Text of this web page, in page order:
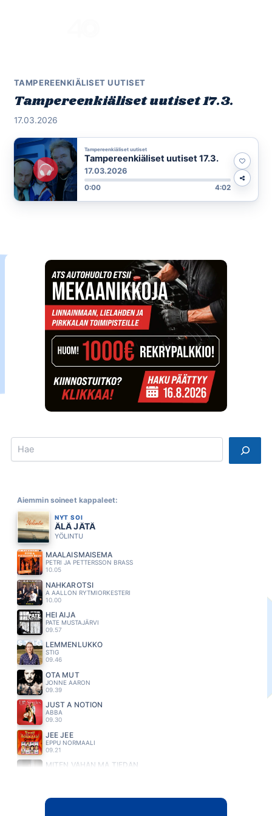
TAMPEREENKIÄLISET UUTISET
Tampereenkiäliset uutiset 17.3.
17.03.2026
Tampereenkiäliset uutiset
Tampereenkiäliset uutiset 17.3.
17.03.2026
0:00 4:02
Search
Aiemmin soineet kappaleet:
NYT SOI
ÄLÄ JÄTÄ
YÖLINTU
MAALAISMAISEMA
PETRI JA PETTERSSON BRASS
10.05
NAHKAROTSI
A AALLON RYTMIORKESTERI
10.00
HEI ÄIJÄ
PATE MUSTAJÄRVI
09.57
LEMMENLUKKO
STIG
09.46
OTA MUT
JONNE AARON
09.39
JUST A NOTION
ABBA
09.30
JEE JEE
EPPU NORMAALI
09.21
MITEN VÄHÄN MÄ TIEDÄN
RESSU REDFORD